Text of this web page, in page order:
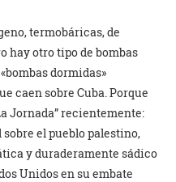
termobáricas, de
hay otro tipo de bombas
dormidas»
caen sobre Cuba. Porque
Jornada” recientemente:
el pueblo palestino,
y duraderamente sádico
Unidos en su embate